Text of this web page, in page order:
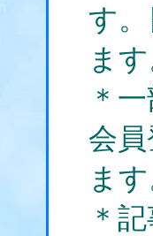
す
ます
＊
会
ます
＊